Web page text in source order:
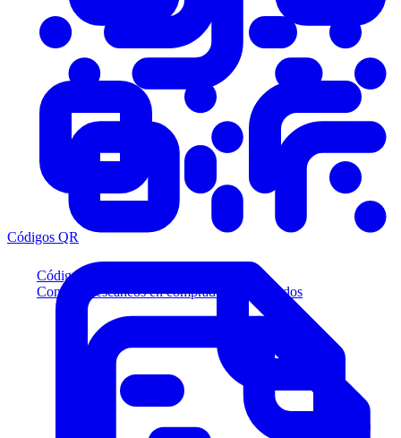
Códigos QR
Convierta escaneos en compradores calificados
Códigos QR